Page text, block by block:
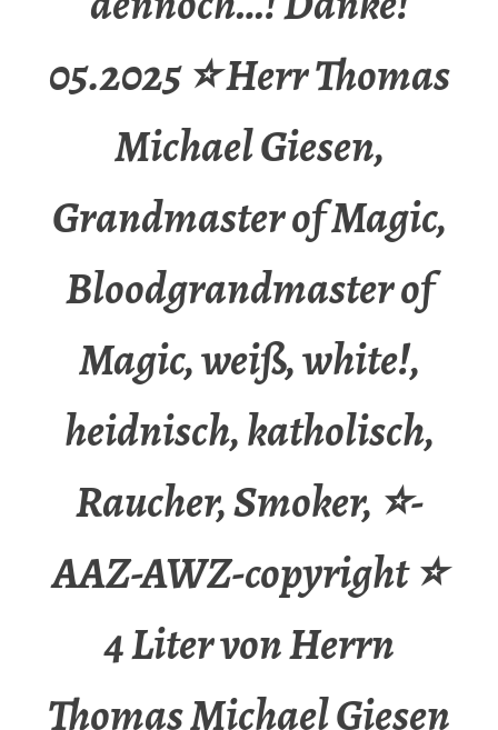
05.2025 ⭐ Herr Thomas
Michael Giesen,
Grandmaster of Magic,
Bloodgrandmaster of
Magic, weiß, white!,
heidnisch, katholisch,
Raucher, Smoker, ⭐-
AAZ-AWZ-copyright ⭐
4 Liter von Herrn
Thomas Michael Giesen